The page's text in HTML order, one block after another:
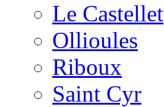
Le Castellet
Ollioules
Riboux
Saint Cyr